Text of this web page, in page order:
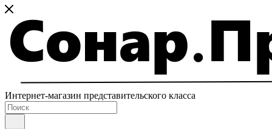
Интернет-магазин представительского класса